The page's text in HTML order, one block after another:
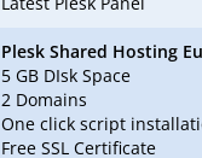
Plesk Shared Hosting
5 GB DIsk Space
2 Domains
One click script
Free SSL Certificate